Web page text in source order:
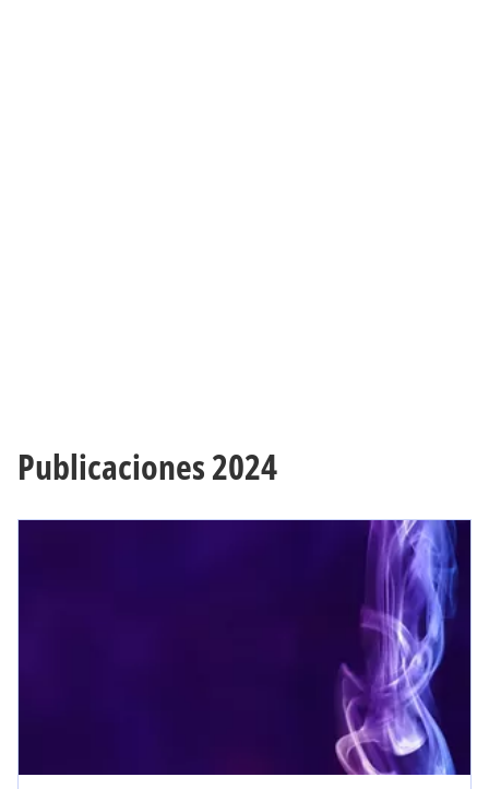
Publicaciones 2024